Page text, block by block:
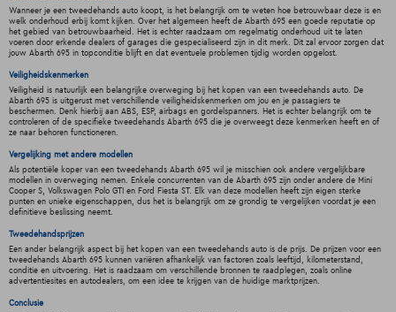
Wanneer je een tweedehands auto koopt, is het belangrijk om te weten hoe betrouwbaar deze is en
welk onderhoud erbij komt kijken. Over het algemeen heeft de Abarth 695 een goede reputatie op
het gebied van betrouwbaarheid. Het is echter raadzaam om regelmatig onderhoud uit te laten
voeren door erkende dealers of garages die gespecialiseerd zijn in dit merk. Dit zal ervoor zorgen dat
jouw Abarth 695 in topconditie blijft en dat eventuele problemen tijdig worden opgelost.
Veiligheidskenmerken
Veiligheid is natuurlijk een belangrijke overweging bij het kopen van een tweedehands auto. De
Abarth 695 is uitgerust met verschillende veiligheidskenmerken om jou en je passagiers te
beschermen. Denk hierbij aan ABS, ESP, airbags en gordelspanners. Het is echter belangrijk om te
controleren of de specifieke tweedehands Abarth 695 die je overweegt deze kenmerken heeft en of
ze naar behoren functioneren.
Vergelijking met andere modellen
Als potentiële koper van een tweedehands Abarth 695 wil je misschien ook andere vergelijkbare
modellen in overweging nemen. Enkele concurrenten van de Abarth 695 zijn onder andere de Mini
Cooper S, Volkswagen Polo GTI en Ford Fiesta ST. Elk van deze modellen heeft zijn eigen sterke
punten en unieke eigenschappen, dus het is belangrijk om ze grondig te vergelijken voordat je een
definitieve beslissing neemt.
Tweedehandsprijzen
Een ander belangrijk aspect bij het kopen van een tweedehands auto is de prijs. De prijzen voor een
tweedehands Abarth 695 kunnen variëren afhankelijk van factoren zoals leeftijd, kilometerstand,
conditie en uitvoering. Het is raadzaam om verschillende bronnen te raadplegen, zoals online
advertentiesites en autodealers, om een idee te krijgen van de huidige marktprijzen.
Conclusie